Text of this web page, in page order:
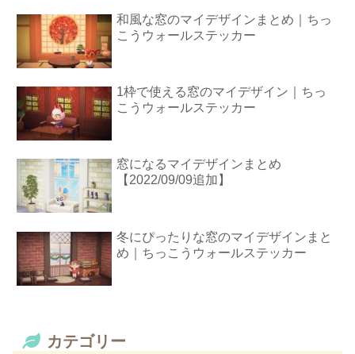
和風な窓のマイデザインまとめ｜ちっ
こうウォールステッカー
1枠で使える窓のマイデザイン｜ちっ
こうウォールステッカー
窓になるマイデザインまとめ
【2022/09/09追加】
冬にぴったりな窓のマイデザインまと
め｜ちっこうウォールステッカー
カテゴリー